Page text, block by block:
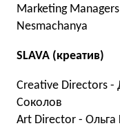
Marketing
Nesmachanya
SLAVA (креатив)
Creative Directors
Соколов
Art Director - Ольга